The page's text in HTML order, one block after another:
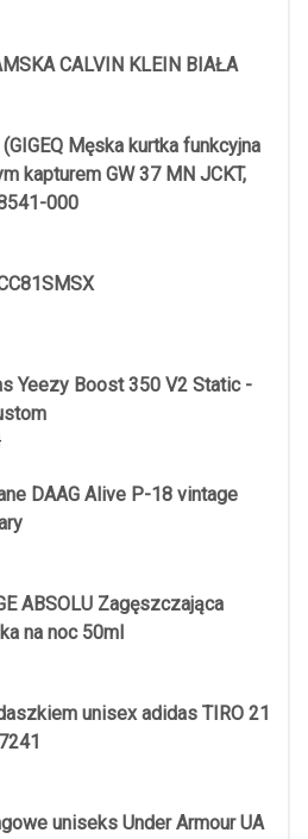
CALVIN KLEIN BIAŁA
(GIGEQ Męska kurtka funkcyjna
kapturem GW 37 MN JCKT,
000
Yeezy Boost 350 V2 Static -
DAAG Alive P-18 vintage
ABSOLU Zagęszczająca
na noc 50ml
unisex adidas TIRO 21
uniseks Under Armour UA